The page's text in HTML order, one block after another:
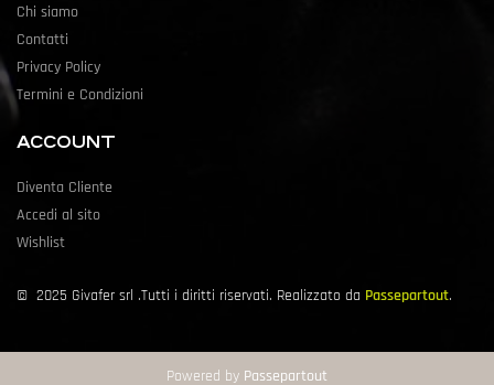
Chi siamo
Contatti
Privacy Policy
Termini e Condizioni
ACCOUNT
Diventa Cliente
Accedi al sito
Wishlist
© 2025 Givafer srl .Tutti i diritti riservati. Realizzato da Passepartout.
Powered by Passepartout